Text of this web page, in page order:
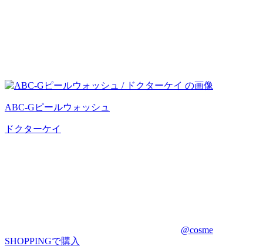
ABC-Gピールウォッシュ
ドクターケイ
@cosme
SHOPPINGで購入